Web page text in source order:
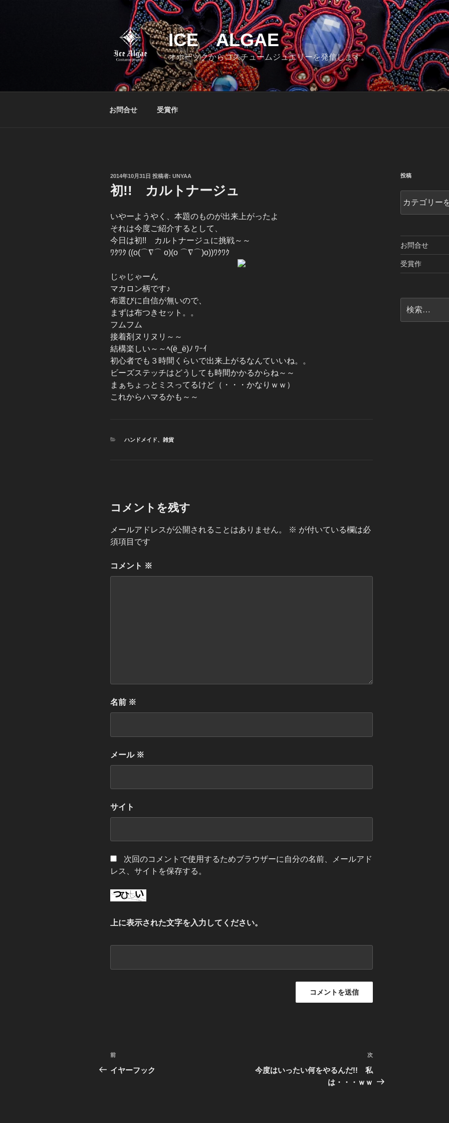
ICE ALGAE
オホーツクからコスチュームジュエリーを発信します。
お問合せ 受賞作
投
稿
日:
2014年10月31日 投稿者: UNYAA
初!! カルトナージュ
いやーようやく、本題のものが出来上がったよ
それは今度ご紹介するとして、
今日は初!! カルトナージュに挑戦～～
ﾜｸﾜｸ ((o(⌒∇⌒ o)(o ⌒∇⌒)o))ﾜｸﾜｸ
じゃじゃーん
マカロン柄です♪
布選びに自信が無いので、
まずは布つきセット。。
フムフム
接着剤ヌリヌリ～～
結構楽しい～～ﾍ(ё_ё)ﾉ ﾜｰｲ
初心者でも３時間くらいで出来上がるなんていいね。。
ビーズステッチはどうしても時間かかるからね～～
まぁちょっとミスってるけど（・・・かなりｗｗ）
これからハマるかも～～
カ
ハンドメイド、 雑貨
コメントを残す
メールアドレスが公開されることはありません。 ※ が付いている欄は必
須項目です
コメント ※
名前 ※
メール ※
サイト
次回のコメントで使用するためブラウザーに自分の名前、メールアド
レス、サイトを保存する。
上に表示された文字を入力してください。
投
稿
前
の
前
イヤーフック
次
投
次
今度はいったい何をやるんだ!! 私
は・・・ｗｗ
投稿
稿
お問合せ
受賞作
索: